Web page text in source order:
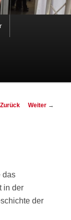
Zurück Weiter →
das
in der
der